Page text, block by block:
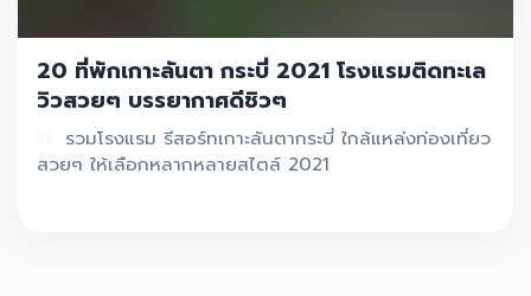
20 ที่พักเกาะลันตา กระบี่ 2021 โรงแรมติดทะเล
วิวสวยๆ บรรยากาศดีชิวๆ
รวมโรงแรม รีสอร์ทเกาะลันตากระบี่ ใกล้แหล่งท่องเที่ยว
สวยๆ ให้เลือกหลากหลายสไตล์ 2021